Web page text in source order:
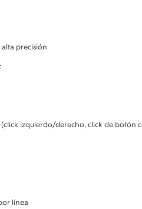
precisión
izquierdo/derecho, click de botón
línea